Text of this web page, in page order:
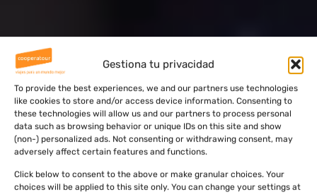
Gestiona tu privacidad
To provide the best experiences, we and our partners use technologies
like cookies to store and/or access device information. Consenting to
these technologies will allow us and our partners to process personal
data such as browsing behavior or unique IDs on this site and show
(non-) personalized ads. Not consenting or withdrawing consent, may
adversely affect certain features and functions.
Click below to consent to the above or make granular choices. Your
choices will be applied to this site only. You can change your settings at